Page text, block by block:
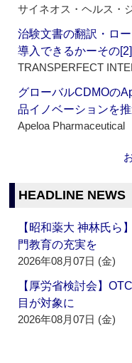
サイネオス・ヘルス・
治験文書の翻訳・ロ
導入できるかーその[2]
TRANSPERFECT
グローバルCDMOの
品イノベーションを
Apeloa Pharmaceutical
HEADLINE NEWS
【昭和薬大 神林氏ら
門教育の充実を
2026年08月07日 (金)
【厚労省検討会】
目が対象に
2026年08月07日 (金)